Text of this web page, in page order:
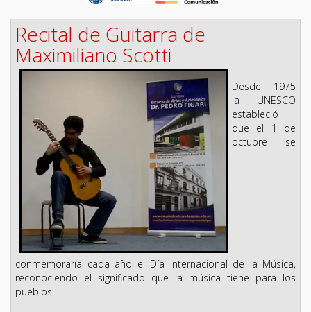
Recital de Guitarra de
Maximiliano Scotti
Desde 1975
la UNESCO
estableció
que el 1 de
octubre se
conmemoraría cada año el Día Internacional de la Música,
reconociendo el significado que la música tiene para los
pueblos.